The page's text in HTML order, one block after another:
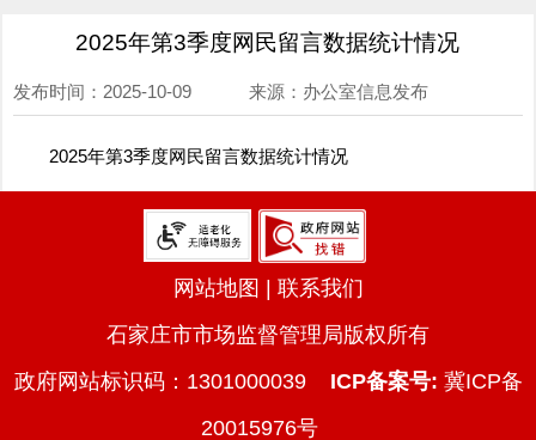
2025年第3季度网民留言数据统计情况
发布时间：2025-10-09 来源：办公室信息发布
2025年第3季度网民留言数据统计情况